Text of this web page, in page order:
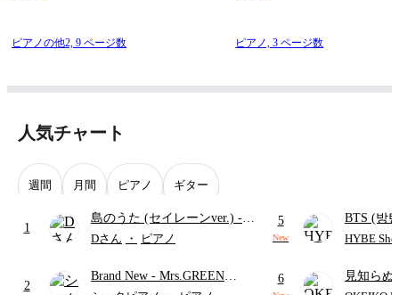
ピアノの他2, 9 ページ数 ピアノ,3 ページ数
人気チャート
週間 月間 ピアノ ギター
1
島のうた (セイレーンver.) -
セイレーン(CV.鈴木みのり)
ード・ペダル付き/『映画ちい
Dさん ・ ピアノ
2
Brand New - Mrs.GREEN
5
New
BTS (방
HYBE
6
見知ら